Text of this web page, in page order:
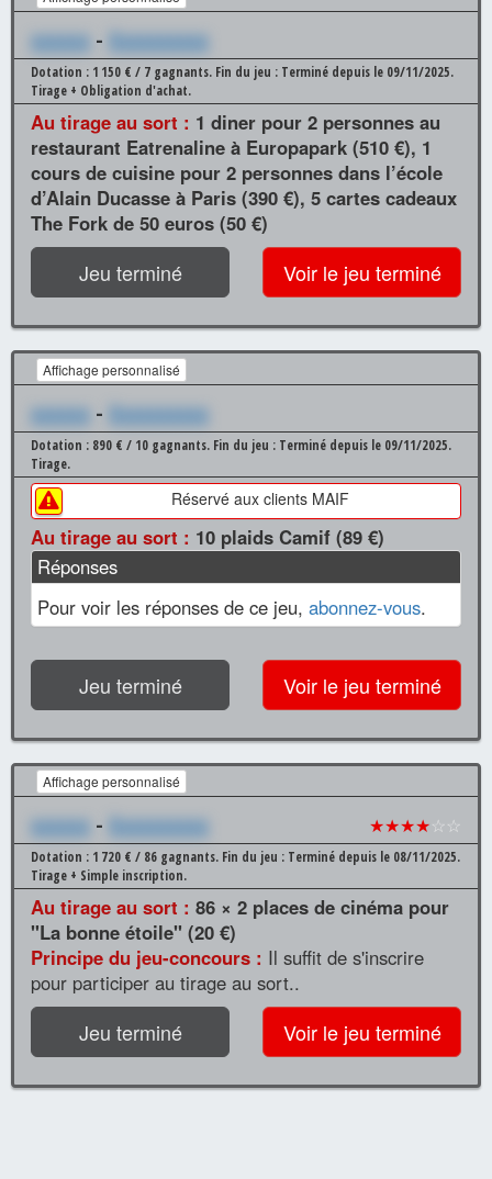
xxxxxx - Xxxxxxxxxx
Dotation : 1 150 € / 7 gagnants. Fin du jeu : Terminé depuis le 09/11/2025.
Tirage + Obligation d'achat.
Au tirage au sort : 1 diner pour 2 personnes au
restaurant Eatrenaline à Europapark (510 €), 1
cours de cuisine pour 2 personnes dans l’école
d’Alain Ducasse à Paris (390 €), 5 cartes cadeaux
The Fork de 50 euros (50 €)
Jeu terminé Voir le jeu terminé
Affichage personnalisé
xxxxxx - Xxxxxxxxxx
Dotation : 890 € / 10 gagnants. Fin du jeu : Terminé depuis le 09/11/2025.
Tirage.
Réservé aux clients MAIF
Au tirage au sort : 10 plaids Camif (89 €)
Réponses
Pour voir les réponses de ce jeu, abonnez-vous.
Jeu terminé Voir le jeu terminé
Affichage personnalisé
xxxxxx - Xxxxxxxxxx ★★★★☆☆
Dotation : 1 720 € / 86 gagnants. Fin du jeu : Terminé depuis le 08/11/2025.
Tirage + Simple inscription.
Au tirage au sort : 86 × 2 places de cinéma pour
"La bonne étoile" (20 €)
Principe du jeu-concours : Il suffit de s'inscrire
pour participer au tirage au sort..
Jeu terminé Voir le jeu terminé